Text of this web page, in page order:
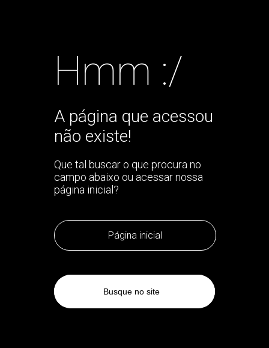
Hmm :/
A página que acessou
não existe!
Que tal buscar o que procura no
campo abaixo ou acessar nossa
página inicial?
Página inicial